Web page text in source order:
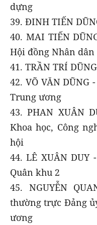
dựng
39. ĐINH TIẾN
40. MAI TIẾN
Hội đồng Nhân
41. TRẦN TRÍ
42. VÕ VĂN
Trung ương
43. PHAN XUÂN
Khoa học, Công
hội
44. LÊ XUÂN
Quân khu 2
45. NGUYỄN
thường trực Đảng
ương